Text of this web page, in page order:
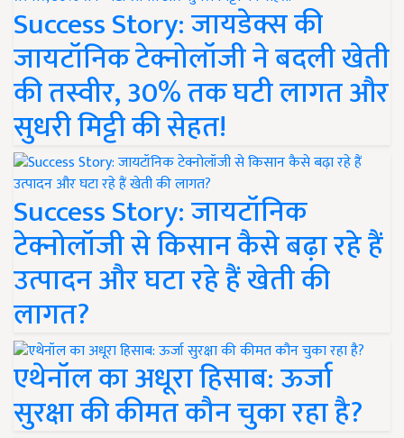
Success Story: जायडेक्स की
जायटॉनिक टेक्नोलॉजी ने बदली खेती
की तस्वीर, 30% तक घटी लागत और
सुधरी मिट्टी की सेहत!
Success Story: जायटॉनिक
टेक्नोलॉजी से किसान कैसे बढ़ा रहे हैं
उत्पादन और घटा रहे हैं खेती की
लागत?
एथेनॉल का अधूरा हिसाब: ऊर्जा
सुरक्षा की कीमत कौन चुका रहा है?